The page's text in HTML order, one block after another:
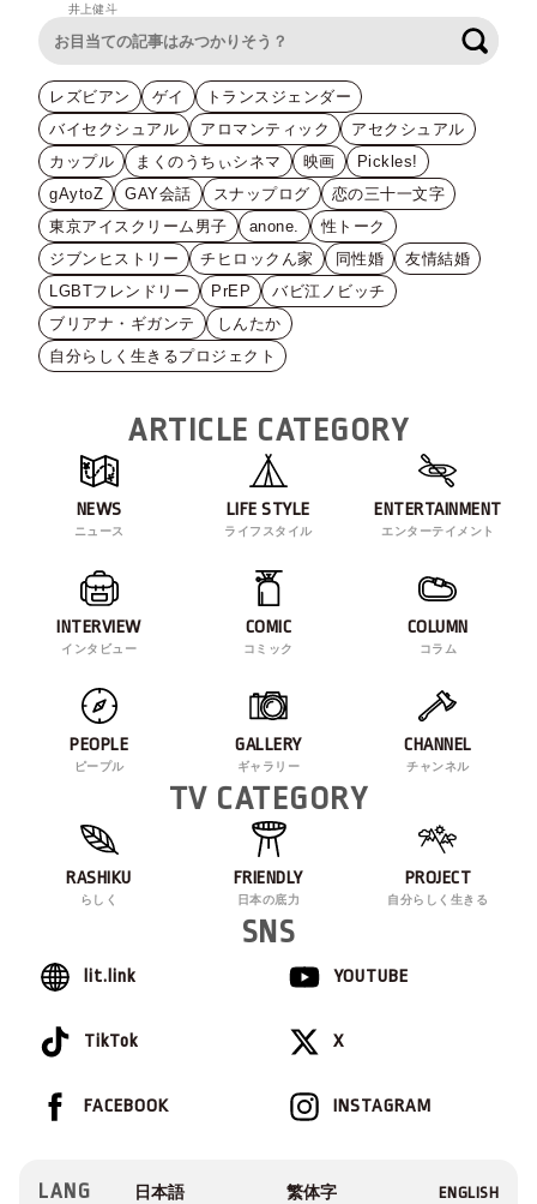
井上健斗
レズビアン ゲイ
トランスジェンダー
バイセクシュアル
アロマンティック
アセクシュアル
カップル
まくのうちぃシネマ 映画
Pickles!
gAytoZ
GAY会話 スナップログ
恋の三十一文字
東京アイスクリーム男子
anone.
性トーク
ジブンヒストリー
チヒロックん家 同性婚
友情結婚
LGBTフレンドリー
PrEP
バビ江ノビッチ
ブリアナ・ギガンテ
しんたか
自分らしく生きるプロジェクト
ARTICLE CATEGORY
NEWS
ニュース
LIFE STYLE
ライフスタイル
ENTERTAINMENT
エンターテイメント
INTERVIEW
インタビュー
COMIC
コミック
COLUMN
コラム
PEOPLE
ピープル
GALLERY
ギャラリー
CHANNEL
チャンネル
TV CATEGORY
RASHIKU
らしく
FRIENDLY
日本の底力
PROJECT
自分らしく生きる
SNS
lit.link YOUTUBE
TikTok X
INSTAGRAM
FACEBOOK
LANG